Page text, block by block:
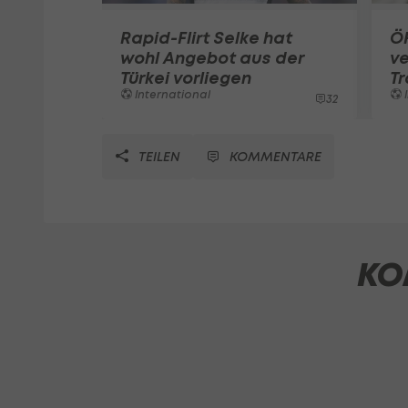
Rapid-Flirt Selke hat
wohl Angebot aus der
Türkei vorliegen
International 32
TEILEN KOMMENTARE